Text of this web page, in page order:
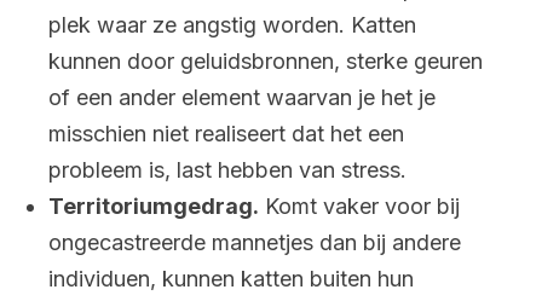
plek waar ze angstig worden. Katten
kunnen door geluidsbronnen, sterke geuren
of een ander element waarvan je het je
misschien niet realiseert dat het een
probleem is, last hebben van stress.
Territoriumgedrag. Komt vaker voor bij
ongecastreerde mannetjes dan bij andere
individuen, kunnen katten buiten hun